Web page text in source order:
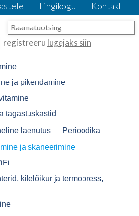
Lingikogu Kontakt
registreeru lugejaks siin
ja pikendamine
tagastuskastid
laenutus
Perioodika
ja skaneerimine
kilelõikur ja termopress,